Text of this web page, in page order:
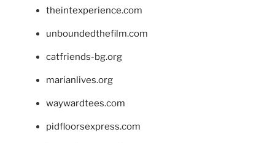
theintexperience.com
unboundedthefilm.com
catfriends-bg.org
marianlives.org
waywardtees.com
pidfloorsexpress.com